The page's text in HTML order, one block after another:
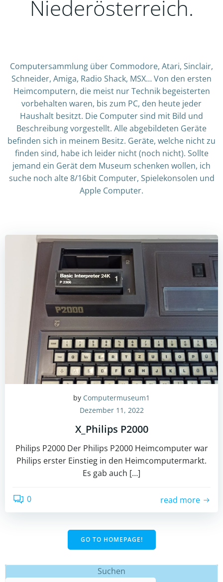
Niederösterreich.
Computersammlung über Commodore, Atari, Sinclair,
Schneider, Amiga, Radio Shack, MSX… Von den ersten
Heimcomputern, die meist nur Technik begeisterten
vorbehalten waren, bis zum PC, den heute jeder
Haushalt besitzt. Die Computer sind mit Bild und
Beschreibung vorgestellt. Alle abgebildeten Geräte
befinden sich in meinem Besitz. Geräte, welche nicht zu
finden sind, habe ich leider nicht (noch nicht). Sollte
jemand ein Gerät dem Museum schenken wollen, ich
suche noch alte 8/16bit Computer, Spielekonsolen und
Apple Computer.
by Computermuseum1
Dezember 11, 2022
X_Philips P2000
Philips P2000 Der Philips P2000 Heimcomputer war
Philips erster Einstieg in den Heimcomputermarkt.
Es gab auch […]
0 read more
GO TO HOMEPAGE!
Suchen